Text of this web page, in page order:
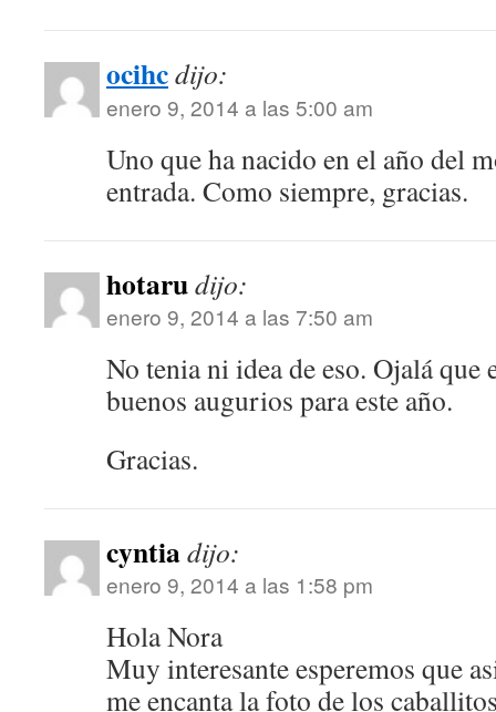
ocihcdijo:
enero 9, 2014 a las 5:00 am
Uno que ha nacido en el año del
entrada. Como siempre, gracias.
hotarudijo:
enero 9, 2014 a las 7:50 am
No tenia ni idea de eso. Ojalá que
buenos augurios para este año.
Gracias.
cyntiadijo:
enero 9, 2014 a las 1:58 pm
Hola Nora
Muy interesante esperemos que
me encanta la foto de los